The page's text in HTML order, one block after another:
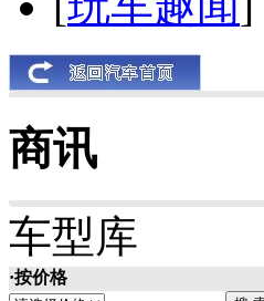
商讯
车型库
·按价格